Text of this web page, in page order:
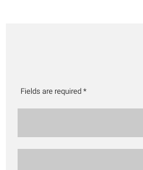
* Fields are required